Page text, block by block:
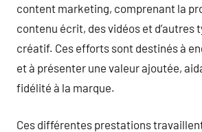
content marketing, comprenant la
contenu écrit, des vidéos et d’autres
créatif. Ces efforts sont destinés à
et à présenter une valeur ajoutée,
fidélité à la marque.
Ces différentes prestations